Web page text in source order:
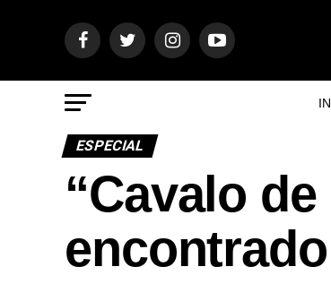
ESPECIAL
“Cavalo